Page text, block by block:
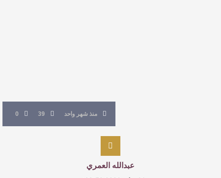
منذ شهر واحد 39
0
عبدالله العمري